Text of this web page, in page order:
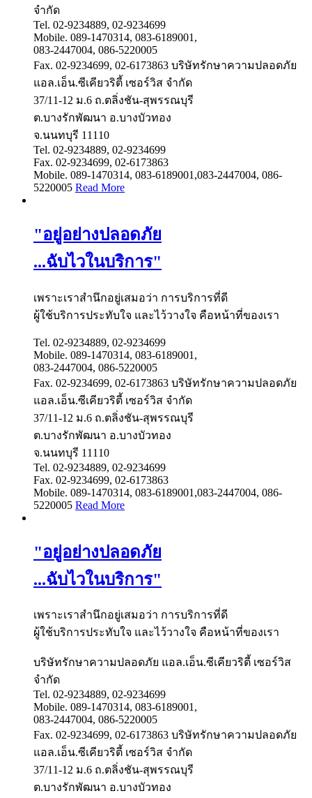
จำกัด
Tel. 02-9234889, 02-9234699
Mobile. 089-1470314, 083-6189001,
083-2447004, 086-5220005
Fax. 02-9234699, 02-6173863 บริษัทรักษาความปลอดภัย
แอล.เอ็น.ซีเคียวริตี้ เซอร์วิส จำกัด
37/11-12 ม.6 ถ.ตลิ่งชัน-สุพรรณบุรี
ต.บางรักพัฒนา อ.บางบัวทอง
จ.นนทบุรี 11110
Tel. 02-9234889, 02-9234699
Fax. 02-9234699, 02-6173863
Mobile. 089-1470314, 083-6189001,083-2447004, 086-
5220005 Read More
"อยู่อย่างปลอดภัย
...ฉับไวในบริการ"
เพราะเราสำนึกอยู่เสมอว่า การบริการที่ดี
ผู้ใช้บริการประทับใจ และไว้วางใจ คือหน้าที่ของเรา
Tel. 02-9234889, 02-9234699
Mobile. 089-1470314, 083-6189001,
083-2447004, 086-5220005
Fax. 02-9234699, 02-6173863 บริษัทรักษาความปลอดภัย
แอล.เอ็น.ซีเคียวริตี้ เซอร์วิส จำกัด
37/11-12 ม.6 ถ.ตลิ่งชัน-สุพรรณบุรี
ต.บางรักพัฒนา อ.บางบัวทอง
จ.นนทบุรี 11110
Tel. 02-9234889, 02-9234699
Fax. 02-9234699, 02-6173863
Mobile. 089-1470314, 083-6189001,083-2447004, 086-
5220005 Read More
"อยู่อย่างปลอดภัย
...ฉับไวในบริการ"
เพราะเราสำนึกอยู่เสมอว่า การบริการที่ดี
ผู้ใช้บริการประทับใจ และไว้วางใจ คือหน้าที่ของเรา
บริษัทรักษาความปลอดภัย แอล.เอ็น.ซีเคียวริตี้ เซอร์วิส
จำกัด
Tel. 02-9234889, 02-9234699
Mobile. 089-1470314, 083-6189001,
083-2447004, 086-5220005
Fax. 02-9234699, 02-6173863 บริษัทรักษาความปลอดภัย
แอล.เอ็น.ซีเคียวริตี้ เซอร์วิส จำกัด
37/11-12 ม.6 ถ.ตลิ่งชัน-สุพรรณบุรี
ต.บางรักพัฒนา อ.บางบัวทอง